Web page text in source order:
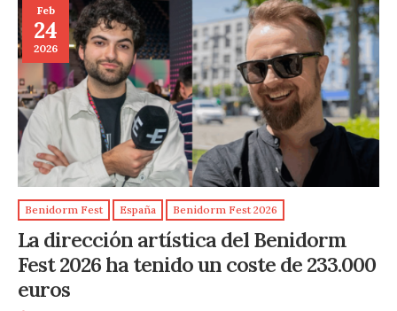
Feb
24
2026
Benidorm Fest España Benidorm Fest 2026
La dirección artística del Benidorm
Fest 2026 ha tenido un coste de 233.000
euros